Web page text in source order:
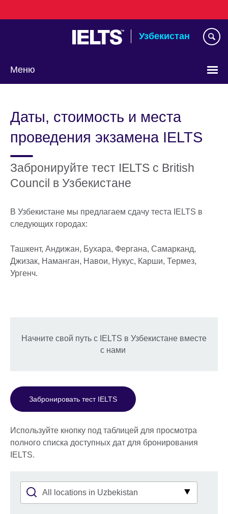
to
Узбекистан
Меню
language
Даты, стоимость и места
проведения экзамена IELTS
Забронируйте тест IELTS с British
Council в Узбекистане
В Узбекистане мы предлагаем сдачу теста IELTS в
следующих городах:
Ташкент, Андижан, Бухара, Фергана, Самарканд,
Джизак, Наманган, Навои, Нукус, Карши, Термез,
Ургенч.
Начните свой путь с IELTS в Узбекистане вместе
с нами
Забронировать тест IELTS
Используйте кнопку под таблицей для просмотра
полного списка доступных дат для бронирования
IELTS.